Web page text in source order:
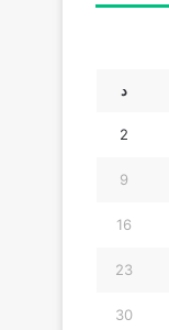
د
2
9
16
23
30